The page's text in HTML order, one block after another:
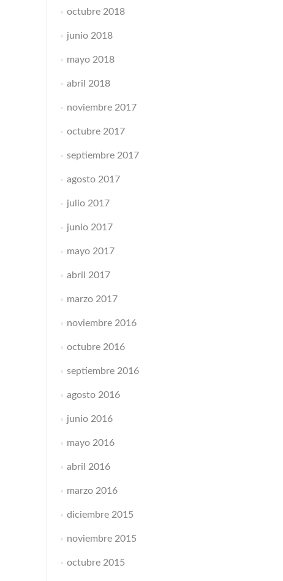
octubre 2018
junio 2018
mayo 2018
abril 2018
noviembre 2017
octubre 2017
septiembre 2017
agosto 2017
julio 2017
junio 2017
mayo 2017
abril 2017
marzo 2017
noviembre 2016
octubre 2016
septiembre 2016
agosto 2016
junio 2016
mayo 2016
abril 2016
marzo 2016
diciembre 2015
noviembre 2015
octubre 2015